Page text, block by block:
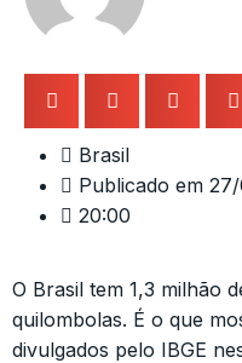
Brasil
Publicado em
20:00
O Brasil tem 1,3 milhão
quilombolas. É o que
divulgados pelo IBGE